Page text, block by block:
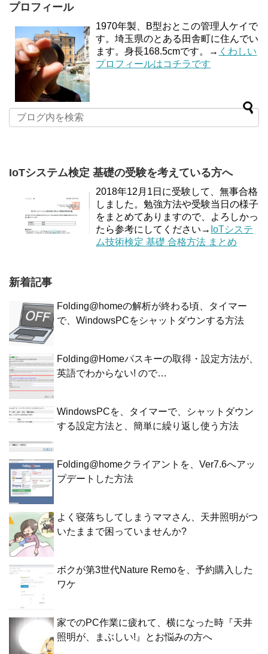
プロフィール
1970年製、B型おとこの管理人ケイで
す。埼玉県のとある田舎町に住んでい
ます。身長168.5cmです。→ くわしい
プロフィールはコチラです
IoTシステム検定 基礎の受験を考えている方へ
2018年12月1日に受験して、無事合格
しました。勉強方法や受験当日の様子
をまとめてありますので、よろしかっ
たら参考にしてください→ IoTシステ
ム技術検定 基礎 合格方法 まとめ
新着記事
Folding@homeの解析が終わる頃、タイマー
で、WindowsPCをシャットダウンする方法
Folding@Homeパスキーの取得・設定方法が、
英語でわからない! ので…
WindowsPCを、タイマーで、シャットダウン
する設定方法と、簡単に繰り返し使う方法
Folding@homeクライアントを、Ver7.6へアッ
プデートした方法
よく寝落ちしてしまうママさん、天井照明がつ
いたままで困っていませんか?
ボクが第3世代Nature Remoを、予約購入した
ワケ
家でのPC作業に疲れて、横になった時『天井
照明が、まぶしい!』とお悩みの方へ